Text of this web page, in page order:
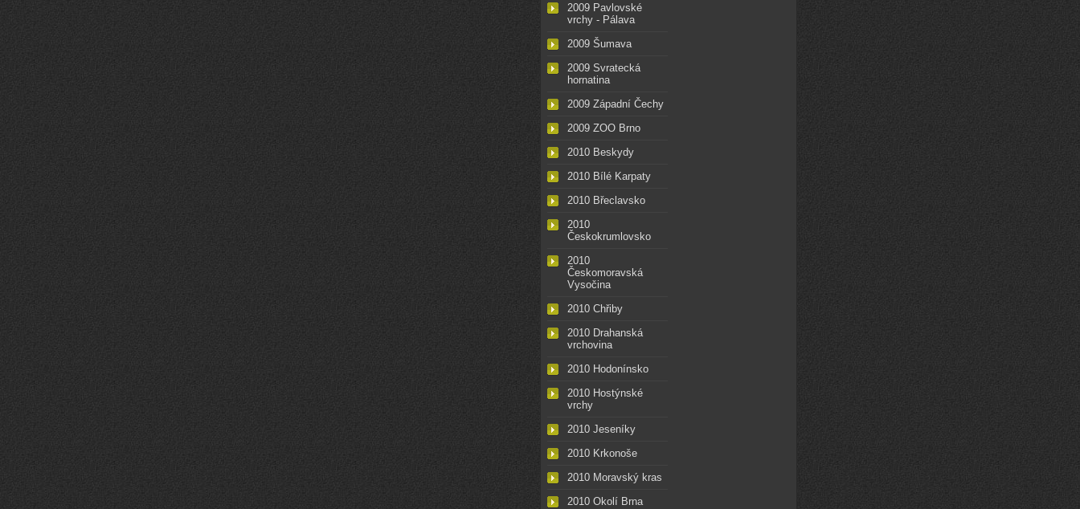
2009 Pavlovské
vrchy - Pálava
2009 Šumava
2009 Svratecká
hornatina
2009 Západní Čechy
2009 ZOO Brno
2010 Beskydy
2010 Bílé Karpaty
2010 Břeclavsko
2010
Českokrumlovsko
2010
Českomoravská
Vysočina
2010 Chřiby
2010 Drahanská
vrchovina
2010 Hodonínsko
2010 Hostýnské
vrchy
2010 Jeseníky
2010 Krkonoše
2010 Moravský kras
2010 Okolí Brna